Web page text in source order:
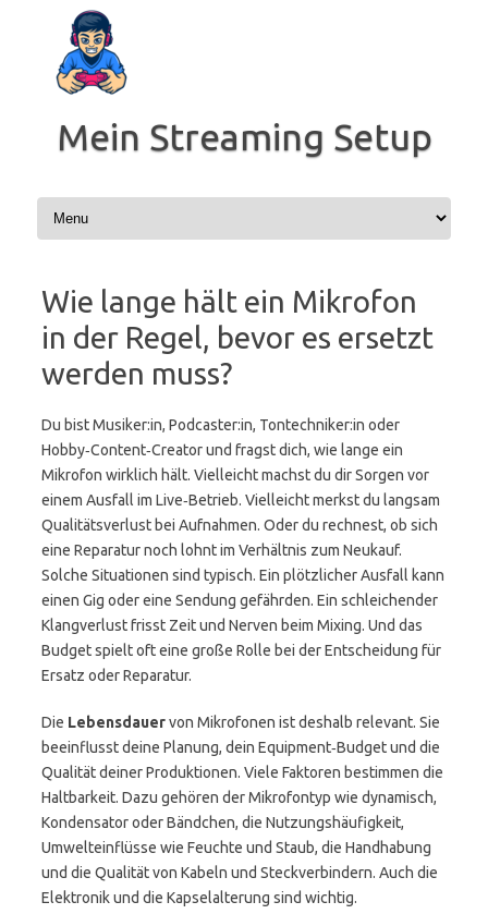
springen
Mein Streaming Setup
Wie lange hält ein Mikrofon
in der Regel, bevor es ersetzt
werden muss?
Du bist Musiker:in, Podcaster:in, Tontechniker:in oder
Hobby‑Content‑Creator und fragst dich, wie lange ein
Mikrofon wirklich hält. Vielleicht machst du dir Sorgen vor
einem Ausfall im Live‑Betrieb. Vielleicht merkst du langsam
Qualitätsverlust bei Aufnahmen. Oder du rechnest, ob sich
eine Reparatur noch lohnt im Verhältnis zum Neukauf.
Solche Situationen sind typisch. Ein plötzlicher Ausfall kann
einen Gig oder eine Sendung gefährden. Ein schleichender
Klangverlust frisst Zeit und Nerven beim Mixing. Und das
Budget spielt oft eine große Rolle bei der Entscheidung für
Ersatz oder Reparatur.
Die Lebensdauervon Mikrofonen ist deshalb relevant. Sie
beeinflusst deine Planung, dein Equipment‑Budget und die
Qualität deiner Produktionen. Viele Faktoren bestimmen die
Haltbarkeit. Dazu gehören der Mikrofontyp wie dynamisch,
Kondensator oder Bändchen, die Nutzungshäufigkeit,
Umwelteinflüsse wie Feuchte und Staub, die Handhabung
und die Qualität von Kabeln und Steckverbindern. Auch die
Elektronik und die Kapselalterung sind wichtig.